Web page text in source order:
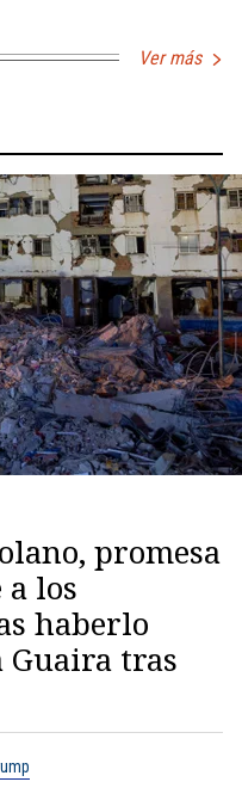
Ver más
promesa
los
haberlo
Guaira tras